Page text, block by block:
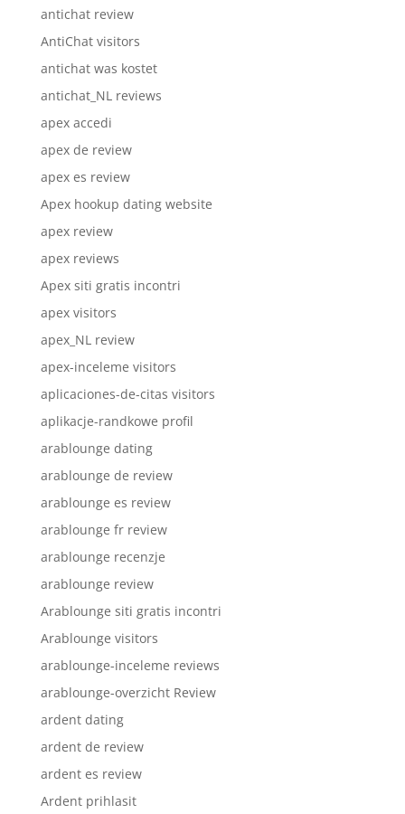
antichat review
AntiChat visitors
antichat was kostet
antichat_NL reviews
apex accedi
apex de review
apex es review
Apex hookup dating website
apex review
apex reviews
Apex siti gratis incontri
apex visitors
apex_NL review
apex-inceleme visitors
aplicaciones-de-citas visitors
aplikacje-randkowe profil
arablounge dating
arablounge de review
arablounge es review
arablounge fr review
arablounge recenzje
arablounge review
Arablounge siti gratis incontri
Arablounge visitors
arablounge-inceleme reviews
arablounge-overzicht Review
ardent dating
ardent de review
ardent es review
Ardent prihlasit